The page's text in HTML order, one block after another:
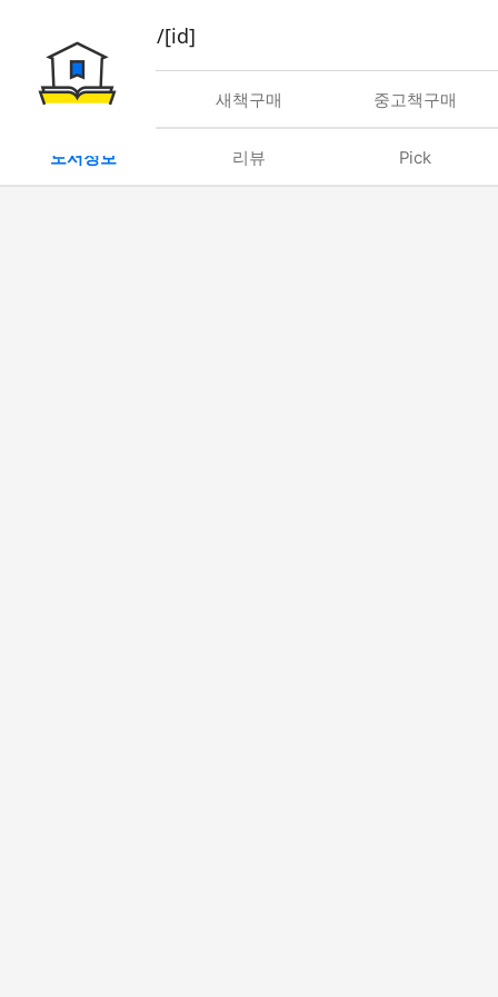
book/rent/[id]
대여 새책구매 중고책구매
도서정보 리뷰 Pick